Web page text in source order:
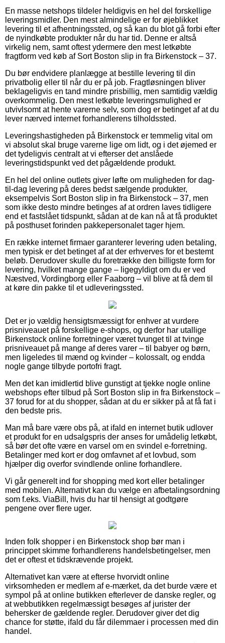
En masse netshops tildeler heldigvis en hel del forskellige
leveringsmidler. Den mest almindelige er for øjeblikket
levering til et afhentningssted, og så kan du blot gå forbi efter
de nyindkøbte produkter når du har tid. Denne er altså
virkelig nem, samt oftest ydermere den mest letkøbte
fragtform ved køb af Sort Boston slip in fra Birkenstock – 37.
Du bør endvidere planlægge at bestille levering til din
privatbolig eller til når du er på job. Fragtløsningen bliver
beklageligvis en tand mindre prisbillig, men samtidig vældig
overkommelig. Den mest letkøbte leveringsmulighed er
utvivlsomt at hente varerne selv, som dog er betinget af at du
lever nærved internet forhandlerens tilholdssted.
Leveringshastigheden på Birkenstock er temmelig vital om
vi absolut skal bruge varerne lige om lidt, og i det øjemed er
det tydeligvis centralt at vi efterser det anslåede
leveringstidspunkt ved det pågældende produkt.
En hel del online outlets giver løfte om muligheden for dag-
til-dag levering på deres bedst sælgende produkter,
eksempelvis Sort Boston slip in fra Birkenstock – 37, men
som ikke desto mindre betinges af at ordren laves tidligere
end et fastslået tidspunkt, sådan at de kan nå at få produktet
på posthuset forinden pakkepersonalet tager hjem.
En række internet firmaer garanterer levering uden betaling,
men typisk er det betinget af at der erhverves for et bestemt
beløb. Derudover skulle du foretrække den billigste form for
levering, hvilket mange gange – ligegyldigt om du er ved
Næstved, Vordingborg eller Faaborg – vil blive at få dem til
at køre din pakke til et udleveringssted.
Det er jo vældig hensigtsmæssigt for enhver at vurdere
prisniveauet på forskellige e-shops, og derfor har utallige
Birkenstock online forretninger været tvunget til at tvinge
prisniveauet på mange af deres varer – til babyer og børn,
men ligeledes til mænd og kvinder – kolossalt, og endda
nogle gange tilbyde portofri fragt.
Men det kan imidlertid blive gunstigt at tjekke nogle online
webshops efter tilbud på Sort Boston slip in fra Birkenstock –
37 forud for at du shopper, sådan at du er sikker på at få fat i
den bedste pris.
Man må bare være obs på, at ifald en internet butik udlover
et produkt for en udsalgspris der anses for umådelig letkøbt,
så bør det ofte være en varsel om en svindel e-forretning.
Betalinger med kort er dog omfavnet af et lovbud, som
hjælper dig overfor svindlende online forhandlere.
Vi går generelt ind for shopping med kort eller betalinger
med mobilen. Alternativt kan du vælge en afbetalingsordning
som f.eks. ViaBill, hvis du har til hensigt at godtgøre
pengene over flere uger.
Inden folk shopper i en Birkenstock shop bør man i
princippet skimme forhandlerens handelsbetingelser, men
det er oftest et tidskrævende projekt.
Alternativet kan være at efterse hvorvidt online
virksomheden er medlem af e-mærket, da det burde være et
sympol på at online butikken efterlever de danske regler, og
at webbutikken regelmæssigt besøges af jurister der
behersker de gældende regler. Derudover giver det dig
chance for støtte, ifald du får dilemmaer i processen med din
handel.